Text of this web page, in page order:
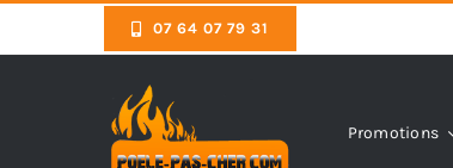
07 64 07 79 31
Promotions